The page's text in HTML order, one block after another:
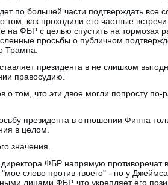
по большей части подтверждать все
том, как проходили его частные
на ФБР с целью спустить на тормозах
просьбы о публичном
Трампа.
президента в не слишком
правосудию.
о том, что эти двое могли попросту
президента в отношении Финна
в целом.
значения.
ФБР напрямую противоречат
"мое слово против твоего" - но у
лицами ФБР, что укрепляет его